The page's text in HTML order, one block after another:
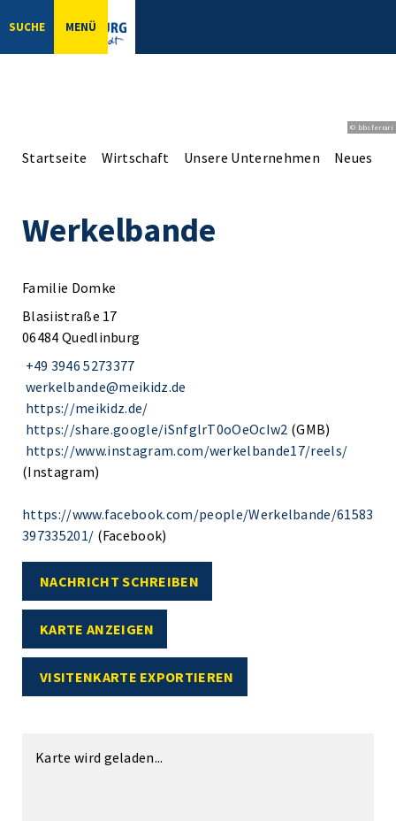
SUCHE MENÜ
© bbsferrari
Startseite Wirtschaft Unsere Unternehmen Neues
Werkelbande
Familie Domke
Blasiistraße 17
06484 Quedlinburg
+49 3946 5273377
werkelbande@meikidz.de
https://meikidz.de/
https://share.google/iSnfglrT0oOeOcIw2 (GMB)
https://www.instagram.com/werkelbande17/reels/
(Instagram)
https://www.facebook.com/people/Werkelbande/61583
397335201/ (Facebook)
NACHRICHT SCHREIBEN
KARTE ANZEIGEN
VISITENKARTE EXPORTIEREN
Karte wird geladen...